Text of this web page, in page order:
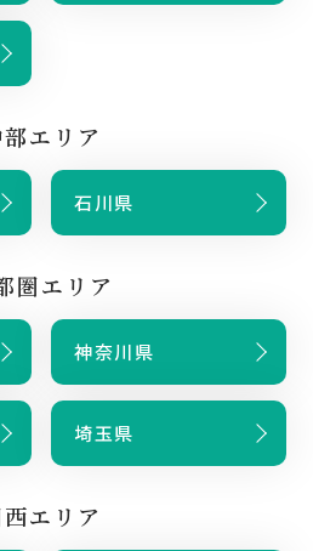
部エリア
石川県
圏エリア
神奈川県
埼玉県
エリア